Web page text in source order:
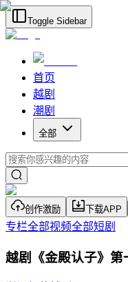
Toggle Sidebar
首页
越剧
潮剧
全部
创作激励 下载APP
专栏全部视频全部短剧
越剧《金殿认子》第